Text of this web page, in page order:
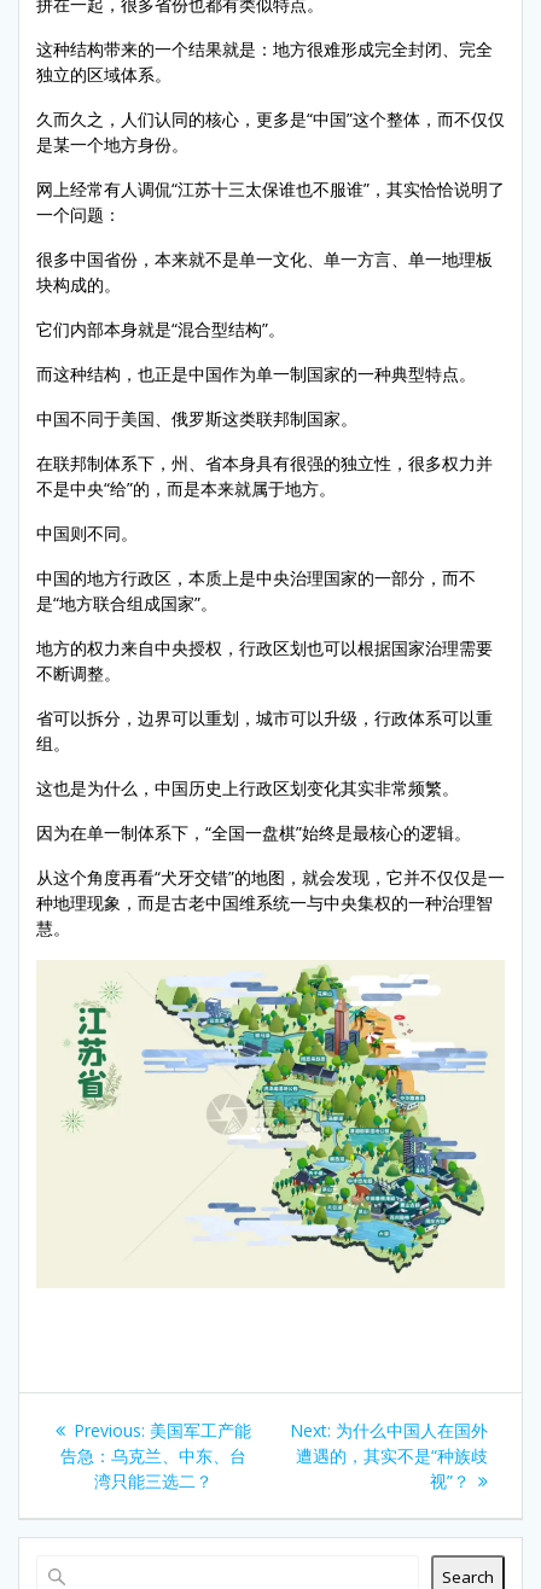
这种结构带来的一个结果就是：地方很难形成完全封闭、完全
独立的区域体系。
久而久之，人们认同的核心，更多是“中国”这个整体，而不仅仅
是某一个地方身份。
网上经常有人调侃“江苏十三太保谁也不服谁”，其实恰恰说明了
一个问题：
很多中国省份，本来就不是单一文化、单一方言、单一地理板
块构成的。
它们内部本身就是“混合型结构”。
而这种结构，也正是中国作为单一制国家的一种典型特点。
中国不同于美国、俄罗斯这类联邦制国家。
在联邦制体系下，州、省本身具有很强的独立性，很多权力并
不是中央“给”的，而是本来就属于地方。
中国则不同。
中国的地方行政区，本质上是中央治理国家的一部分，而不
是“地方联合组成国家”。
地方的权力来自中央授权，行政区划也可以根据国家治理需要
不断调整。
省可以拆分，边界可以重划，城市可以升级，行政体系可以重
组。
这也是为什么，中国历史上行政区划变化其实非常频繁。
因为在单一制体系下，“全国一盘棋”始终是最核心的逻辑。
从这个角度再看“犬牙交错”的地图，就会发现，它并不仅仅是一
种地理现象，而是古老中国维系统一与中央集权的一种治理智
慧。
Post
navigation
Previous: Previous
post:
美国军工产能
告急：乌克兰、中东、台
湾只能三选二？
Next: Next
post:
为什么中国人在国外
遭遇的，其实不是“种族歧
视”？
Search